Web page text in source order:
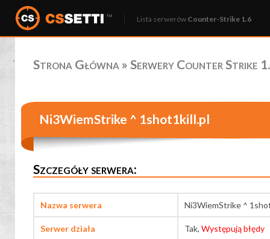
Lista serwerów Counter-Strike 1.6
Strona Główna » Serwery Counter Strike
Ni3WiemStrike ^ 1shot1kill.pl
Szczegóły serwera:
Nazwa serwera Ni3WiemStrike ^
Serwer działa Tak, Występują błędy